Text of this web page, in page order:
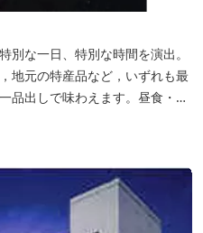
別な一日、特別な時間を演出。
地元の特産品など，いずれも最
品出しで味わえます。昼食・夕